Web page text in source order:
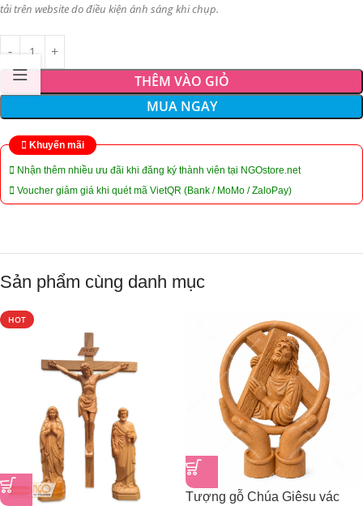
tải trên website do điều kiện ánh sáng khi chụp.
THÊM VÀO GIỎ
MUA NGAY
Khuyến mãi
Nhận thêm nhiều ưu đãi khi đăng ký thành viên tại NGOstore.net
Voucher giảm giá khi quét mã VietQR (Bank / MoMo / ZaloPay)
Sản phẩm cùng danh mục
HOT
Tượng gỗ Chúa Giêsu vác